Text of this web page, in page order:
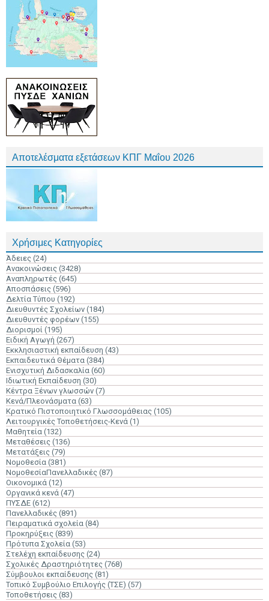
Αποτελέσματα εξετάσεων ΚΠΓ Μαΐου 2026
Χρήσιμες Κατηγορίες
Άδειες (24)
Ανακοινώσεις (3428)
Αναπληρωτές (645)
Αποσπάσεις (596)
Δελτία Τύπου (192)
Διευθυντές Σχολείων (184)
Διευθυντές φορέων (155)
Διορισμοί (195)
Ειδική Αγωγή (267)
Εκκλησιαστική εκπαίδευση (43)
Εκπαιδευτικά Θέματα (384)
Ενισχυτική Διδασκαλία (60)
Ιδιωτική Εκπαίδευση (30)
Κέντρα Ξένων γλωσσών (7)
Κενά/Πλεονάσματα (63)
Κρατικό Πιστοποιητικό Γλωσσομάθειας (105)
Λειτουργικές Τοποθετήσεις-Κενά (1)
Μαθητεία (132)
Μεταθέσεις (136)
Μετατάξεις (79)
Νομοθεσία (381)
ΝομοθεσίαΠανελλαδικές (87)
Οικονομικά (12)
Οργανικά κενά (47)
ΠΥΣΔΕ (612)
Πανελλαδικές (891)
Πειραματικά σχολεία (84)
Προκηρύξεις (839)
Πρότυπα Σχολεία (53)
Στελέχη εκπαίδευσης (24)
Σχολικές Δραστηριότητες (768)
Σύμβουλοι εκπαίδευσης (81)
Τοπικό Συμβούλιο Επιλογής (ΤΣΕ) (57)
Τοποθετήσεις (83)